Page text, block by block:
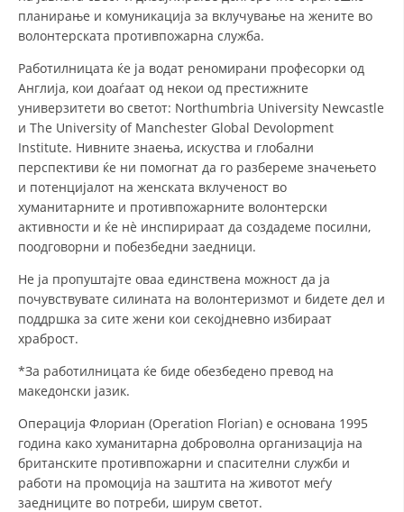
РАКОВОДЕН ОДБОР
СОБРАНИЕ
СТРУКТУРА И ОРГАНИЗАЦИОНА ПОСТАВЕНОСТ
ДИСЕМИНАЦИЈА
MЕЃУНАРОДНО ХУМАНИТАРНО ПРАВО
УПОТРЕБА И ЗАШТИТА НА АМБЛЕМОТ
КАКО ДА ДОНИРАТЕ
ТИМОВИ НА ООЦК ОХРИД
ОДНОСИ СО ЈАВНОСТ
ИСТРАЖУВАЊЕ НА ЈАВНО МИСЛЕЊЕ
МЕЃУНАРОДНА СОРАБОТКА
планирање и комуникација за вклучување на жените во
волонтерската противпожарна служба.
Работилницата ќе ја водат реномирани професорки од
Англија, кои доаѓаат од некои од престижните
универзитети во светот: Northumbria University Newcastle
и The University of Manchester Global Devolopment
Institute. Нивните знаења, искуства и глобални
перспективи ќе ни помогнат да го разбереме значењето
и потенцијалот на женската вклученост во
хуманитарните и противпожарните волонтерски
активности и ќе нè инспирираат да создадеме посилни,
поодговорни и побезбедни заедници.
Не ја пропуштајте оваа единствена можност да ја
почувствувате силината на волонтеризмот и бидете дел и
поддршка за сите жени кои секојдневно избираат
храброст.
*За работилницата ќе биде обезбедено превод на
македонски јазик.
Операција Флориан (Operation Florian) е основана 1995
година како хуманитарна доброволна организација на
британските противпожарни и спасителни служби и
работи на промоција на заштита на животот меѓу
заедниците во потреби, ширум светот.